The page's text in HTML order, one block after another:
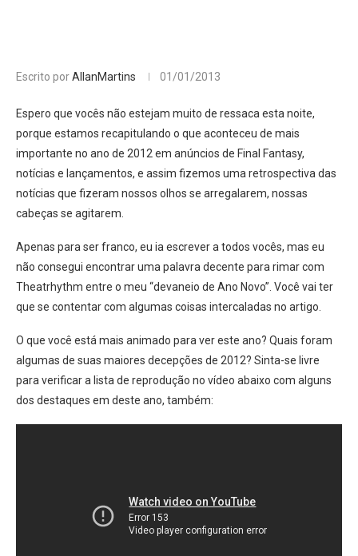
Escrito porAllanMartins 01/01/2013
Espero que vocês não estejam muito de ressaca esta noite,
porque estamos recapitulando o que aconteceu de mais
importante no ano de 2012 em anúncios de Final Fantasy,
notícias e lançamentos, e assim fizemos uma retrospectiva das
notícias que fizeram nossos olhos se arregalarem, nossas
cabeças se agitarem.
Apenas para ser franco, eu ia escrever a todos vocês, mas eu
não consegui encontrar uma palavra decente para rimar com
Theatrhythm entre o meu “devaneio de Ano Novo”. Você vai ter
que se contentar com algumas coisas intercaladas no artigo.
O que você está mais animado para ver este ano? Quais foram
algumas de suas maiores decepções de 2012? Sinta-se livre
para verificar a lista de reprodução no vídeo abaixo com alguns
dos destaques em deste ano, também: